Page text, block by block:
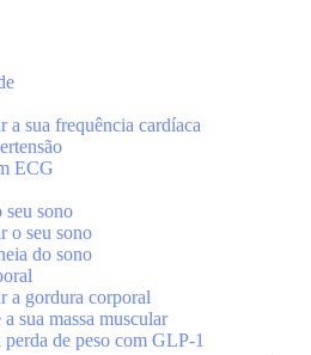
a sua frequência cardíaca
ECG
sono
o seu sono
do sono
a gordura corporal
sua massa muscular
perda de peso com GLP-1